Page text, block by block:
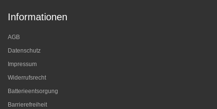
Informationen
AGB
Datenschutz
Impressum
Widerrufsrecht
Batterieentsorgung
Barrierefreiheit